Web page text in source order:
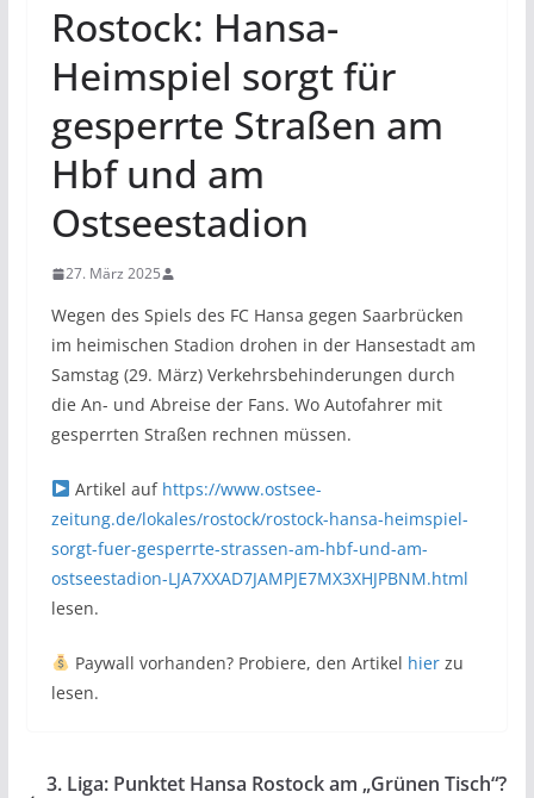
Rostock: Hansa-
Heimspiel sorgt für
gesperrte Straßen am
Hbf und am
Ostseestadion
27. März 2025
Wegen des Spiels des FC Hansa gegen Saarbrücken
im heimischen Stadion drohen in der Hansestadt am
Samstag (29. März) Verkehrsbehinderungen durch
die An- und Abreise der Fans. Wo Autofahrer mit
gesperrten Straßen rechnen müssen.
Artikel auf https://www.ostsee-
zeitung.de/lokales/rostock/rostock-hansa-heimspiel-
sorgt-fuer-gesperrte-strassen-am-hbf-und-am-
ostseestadion-LJA7XXAD7JAMPJE7MX3XHJPBNM.html
lesen.
Paywall vorhanden? Probiere, den Artikel hierzu
lesen.
3. Liga: Punktet Hansa Rostock am „Grünen Tisch“?